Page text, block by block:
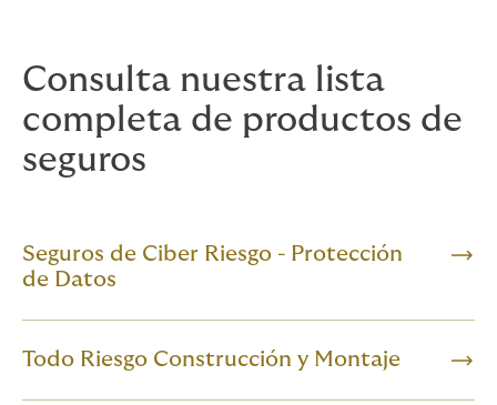
Consulta nuestra lista
completa de productos de
seguros
Seguros de Ciber Riesgo - Protección
de Datos
Todo Riesgo Construcción y Montaje